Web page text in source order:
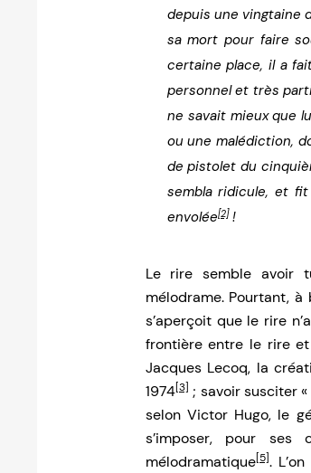
depuis une vingtaine
sa mort pour faire
certaine place, il a
personnel et très
ne savait mieux que
ou une malédiction,
de pistolet du
sembla ridicule, et
envolée[2]!
Le rire semble avoir
mélodrame. Pourtant,
s’aperçoit que le rire
frontière entre le rire et
Jacques Lecoq, la
1974[3] ; savoir susciter
selon Victor Hugo, le
s’imposer, pour ses
mélodramatique[5].